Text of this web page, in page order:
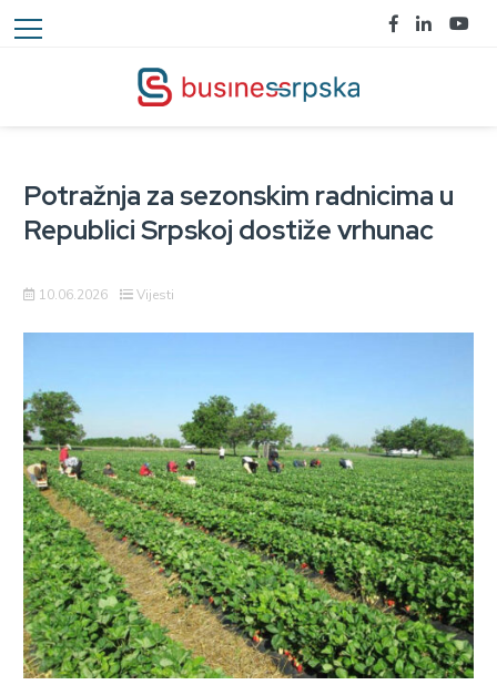
Potražnja za sezonskim radnicima u
Republici Srpskoj dostiže vrhunac
10.06.2026 Vijesti